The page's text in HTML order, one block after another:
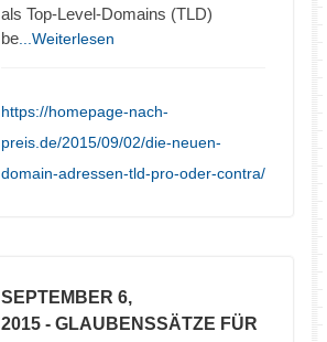
als Top-Level-Domains (TLD)
be ...Weiterlesen
https://homepage-nach-
preis.de/2015/09/02/die-neuen-
domain-adressen-tld-pro-oder-contra/
SEPTEMBER 6,
2015 - GLAUBENSSÄTZE FÜR